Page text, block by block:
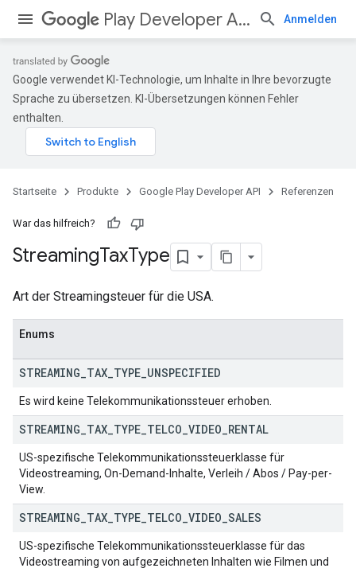
Play Developer API Anmelden
Google verwendet KI-Technologie, um Inhalte in Ihre bevorzugte
Sprache zu übersetzen. KI-Übersetzungen können Fehler
enthalten.
Startseite Produkte Google Play Developer API Referenzen
War das hilfreich?
StreamingTaxType
Art der Streamingsteuer für die USA.
Enums
STREAMING TAX TYPE UNSPECIFIED
Es wird keine Telekommunikationssteuer erhoben.
STREAMING TAX TYPE TELCO VIDEO RENTAL
US-spezifische Telekommunikationssteuerklasse für
Videostreaming, On-Demand-Inhalte, Verleih / Abos / Pay-per-
View.
STREAMING TAX TYPE TELCO VIDEO SALES
US-spezifische Telekommunikationssteuerklasse für das
Videostreaming von aufgezeichneten Inhalten wie Filmen und